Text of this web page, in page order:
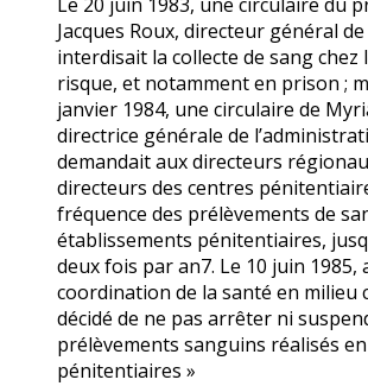
Jacques Roux, directeur général
interdisait la collecte de sang chez
risque, et notamment en prison ;
janvier 1984, une circulaire de
directrice générale de
demandait aux directeurs
directeurs des centres
fréquence des prélèvements de
établissements pénitentiaires,
deux fois par an7. Le 10 juin 1985,
coordination de la santé en milieu
décidé de ne pas arrêter ni
prélèvements sanguins réalisés
pénitentiaires »